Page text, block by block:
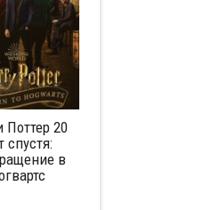
Любовь
аутистического
спектра: Серия 1